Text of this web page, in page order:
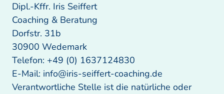
Dipl.-Kffr. Iris Seiffert
Coaching & Beratung
Dorfstr. 31b
30900 Wedemark
Telefon: +49 (0) 1637124830
E-Mail: info@iris-seiffert-coaching.de
Verantwortliche Stelle ist die natürliche oder